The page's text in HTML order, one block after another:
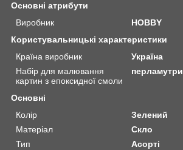
Основні атрибути
Виробник
HOBBY
Користувальницькі характеристики
Країна виробник
Україна
Набір для малювання
картин з епоксидної смоли
перламутри
Основні
Колір
Зелений
Матеріал
Скло
Тип
Асорті